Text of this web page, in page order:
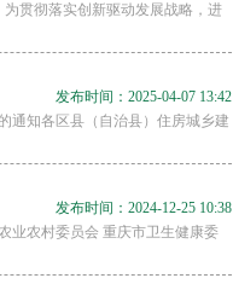
贯彻落实创新驱动发展战略，进
发布时间：2025-04-07 13:42
通知各区县（自治县）住房城乡建
发布时间：2024-12-25 10:38
业农村委员会 重庆市卫生健康委